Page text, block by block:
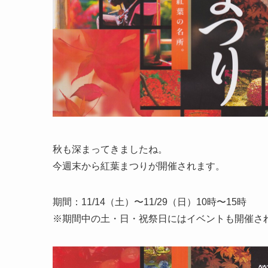
秋も深まってきましたね。
今週末から紅葉まつりが開催されます。
期間：11/14（土）〜11/29（日）10時〜15時
※期間中の土・日・祝祭日にはイベントも開催さ